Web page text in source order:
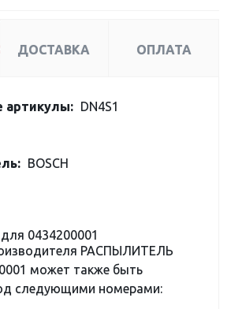
ДОСТАВКА ОПЛАТА
артикулы: DN4S1
BOSCH
0434200001
РАСПЫЛИТЕЛЬ
может также быть
следующими номерами: